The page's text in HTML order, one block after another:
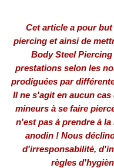
Cet article a pour
piercing et ainsi de
Body Steel
prestations selon les
prodiguées par
Il ne s'agit en aucun
mineurs à se faire
n'est pas à prendre à
anodin ! Nous
d'irresponsabilité,
règles